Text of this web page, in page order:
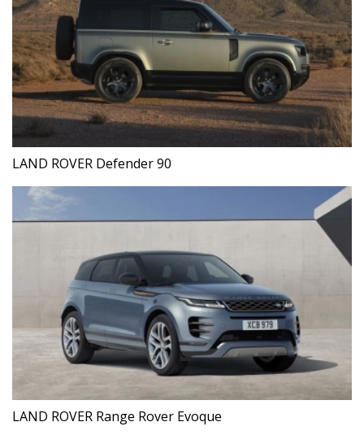
LAND ROVER Defender 90
LAND ROVER Range Rover Evoque